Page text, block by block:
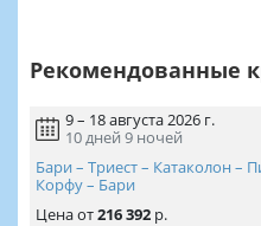
Рекомендованные
9 – 18 августа 2026 г.
10 дней 9 ночей
Бари – Триест – Катаколон –
Корфу – Бари
Ценаот216 392р.